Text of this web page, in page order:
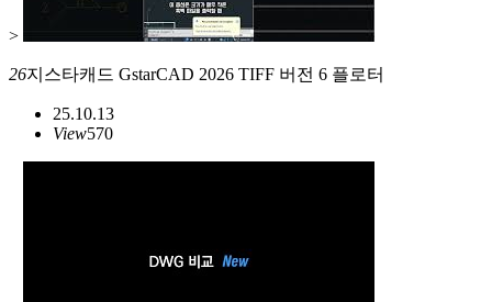
>
26지스타캐드 GstarCAD 2026 TIFF 버전 6 플로터
25.10.13
View570